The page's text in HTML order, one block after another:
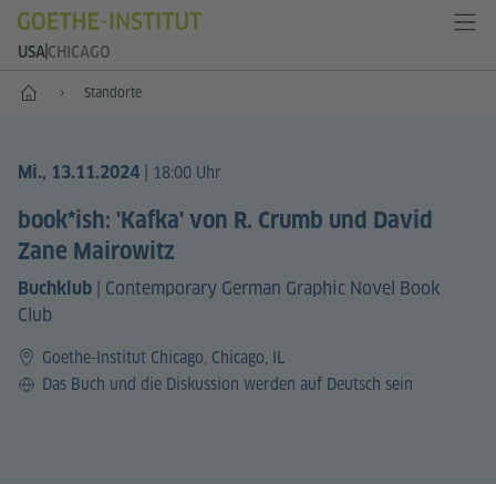
USACHICAGO
Start Standorte
Mi., 13.11.2024 18:00 Uhr
book*ish: 'Kafka' von R. Crumb und David
Zane Mairowitz
Buchklub | Contemporary German Graphic Novel Book
Club
Goethe-Institut Chicago, Chicago, IL
SpracheDas Buch und die Diskussion werden auf Deutsch sein